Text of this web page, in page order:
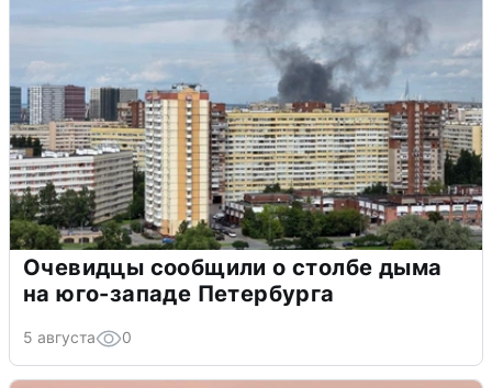
Очевидцы сообщили о столбе дыма
на юго-западе Петербурга
5 августа 0